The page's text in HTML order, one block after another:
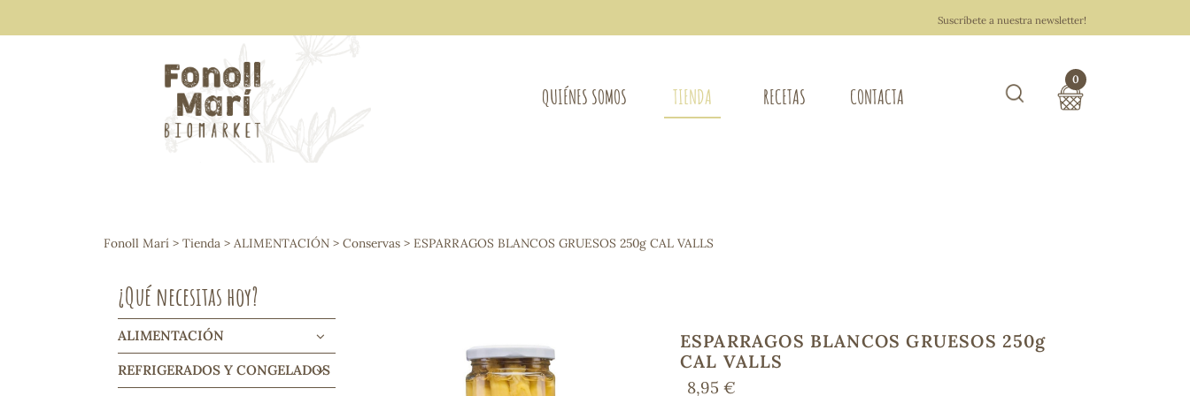
Suscríbete a nuestra newsletter!
QUIÉNES SOMOS TIENDA
Arroces y legumbres
Frutos secos y snacks
Cereales, mueslis, hinchados y crujientes
Galletas y dulces
Vinos y cavas
Condimentos y salsas
Harinas y sémolas
Pasta
Osteo-articular
Mujer
Extracto de plantas
Ácidos Grasos
Depurativos
RECETAS CONTACTA
0
Fonoll Marí > Tienda > ALIMENTACIÓN > Conservas > ESPARRAGOS BLANCOS GRUESOS 250g CAL VALLS
¿Qué necesitas hoy?
ALIMENTACIÓN
REFRIGERADOS Y CONGELADOS
ESPARRAGOS BLANCOS GRUESOS 250g
CAL VALLS
8,95 €